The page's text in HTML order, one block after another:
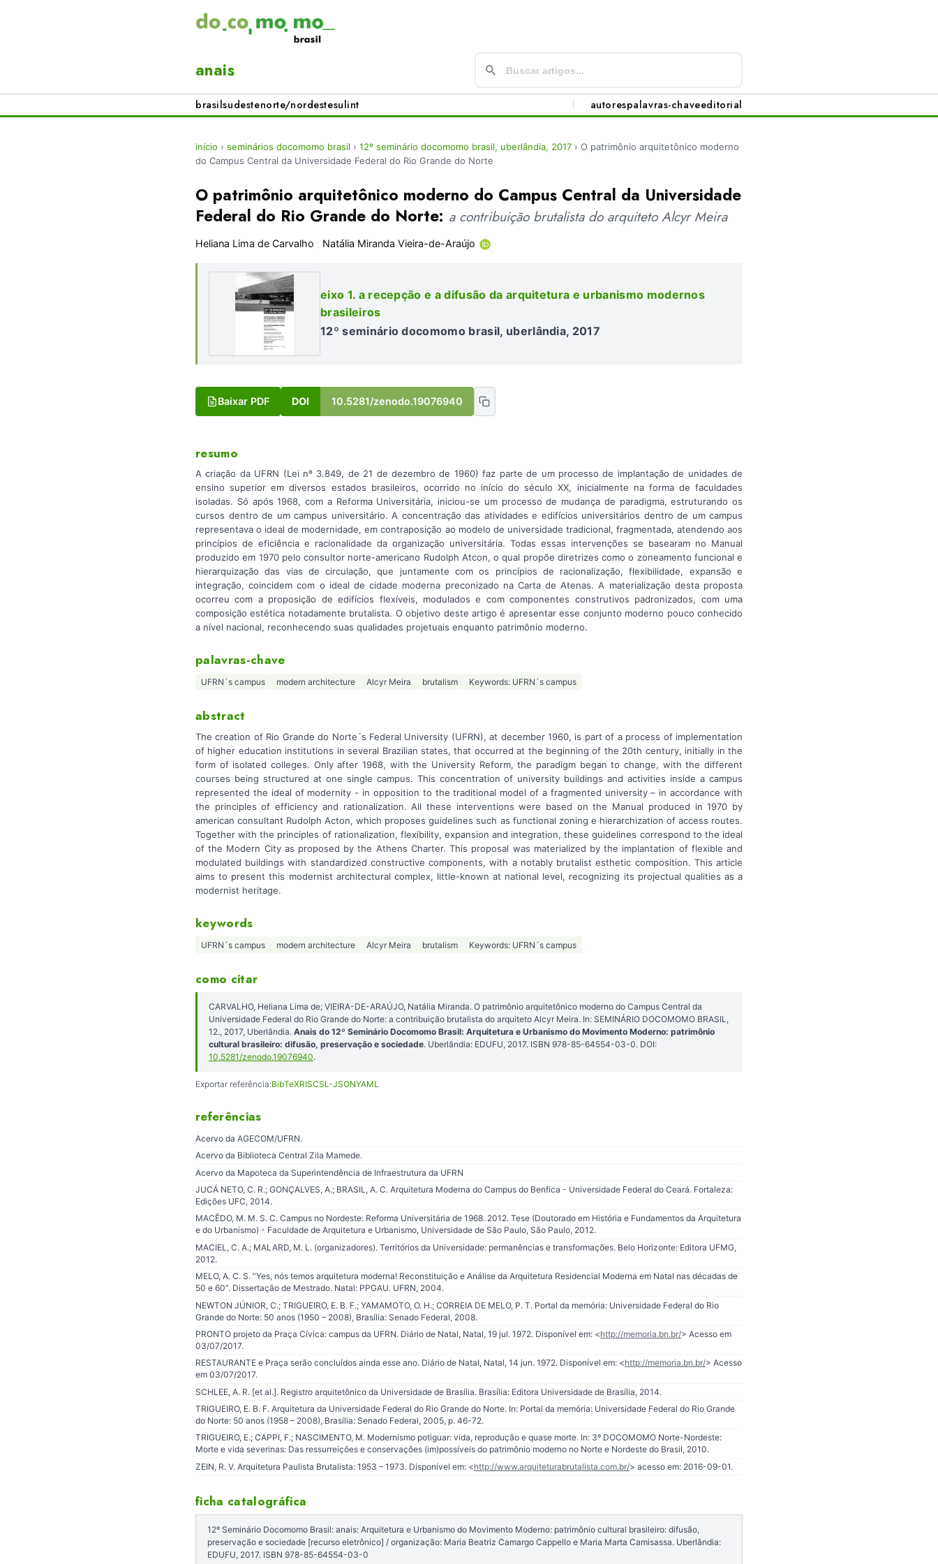
anais
brasilsudestenorte/nordestesulint autorespalavras-chaveeditorial
início › seminários docomomo brasil › 12º seminário docomomo brasil, uberlândia, 2017 › O patrimônio arquitetônico moderno
do Campus Central da Universidade Federal do Rio Grande do Norte
O patrimônio arquitetônico moderno do Campus Central da Universidade
Federal do Rio Grande do Norte: a contribuição brutalista do arquiteto Alcyr Meira
Heliana Lima de Carvalho ; Natália Miranda Vieira-de-Araújo
eixo 1. a recepção e a difusão da arquitetura e urbanismo modernos
brasileiros
12º seminário docomomo brasil, uberlândia, 2017
Baixar PDF DOI 10.5281/zenodo.19076940
resumo
A criação da UFRN (Lei nº 3.849, de 21 de dezembro de 1960) faz parte de um processo de implantação de unidades de
ensino superior em diversos estados brasileiros, ocorrido no início do século XX, inicialmente na forma de faculdades
isoladas. Só após 1968, com a Reforma Universitária, iniciou-se um processo de mudança de paradigma, estruturando os
cursos dentro de um campus universitário. A concentração das atividades e edifícios universitários dentro de um campus
representava o ideal de modernidade, em contraposição ao modelo de universidade tradicional, fragmentada, atendendo aos
princípios de eficiência e racionalidade da organização universitária. Todas essas intervenções se basearam no Manual
produzido em 1970 pelo consultor norte-americano Rudolph Atcon, o qual propõe diretrizes como o zoneamento funcional e
hierarquização das vias de circulação, que juntamente com os princípios de racionalização, flexibilidade, expansão e
integração, coincidem com o ideal de cidade moderna preconizado na Carta de Atenas. A materialização desta proposta
ocorreu com a proposição de edifícios flexíveis, modulados e com componentes construtivos padronizados, com uma
composição estética notadamente brutalista. O objetivo deste artigo é apresentar esse conjunto moderno pouco conhecido
a nível nacional, reconhecendo suas qualidades projetuais enquanto patrimônio moderno.
palavras-chave
UFRN´s campus modern architecture Alcyr Meira brutalism Keywords: UFRN´s campus
abstract
The creation of Rio Grande do Norte´s Federal University (UFRN), at december 1960, is part of a process of implementation
of higher education institutions in several Brazilian states, that occurred at the beginning of the 20th century, initially in the
form of isolated colleges. Only after 1968, with the University Reform, the paradigm began to change, with the different
courses being structured at one single campus. This concentration of university buildings and activities inside a campus
represented the ideal of modernity - in opposition to the traditional model of a fragmented university – in accordance with
the principles of efficiency and rationalization. All these interventions were based on the Manual produced in 1970 by
american consultant Rudolph Acton, which proposes guidelines such as functional zoning e hierarchization of access routes.
Together with the principles of rationalization, flexibility, expansion and integration, these guidelines correspond to the ideal
of the Modern City as proposed by the Athens Charter. This proposal was materialized by the implantation of flexible and
modulated buildings with standardized constructive components, with a notably brutalist esthetic composition. This article
aims to present this modernist architectural complex, little-known at national level, recognizing its projectual qualities as a
modernist heritage.
keywords
UFRN´s campus modern architecture Alcyr Meira brutalism Keywords: UFRN´s campus
como citar
CARVALHO, Heliana Lima de; VIEIRA-DE-ARAÚJO, Natália Miranda. O patrimônio arquitetônico moderno do Campus Central da
Universidade Federal do Rio Grande do Norte: a contribuição brutalista do arquiteto Alcyr Meira. In: SEMINÁRIO DOCOMOMO BRASIL,
12., 2017, Uberlândia. Anais do 12º Seminário Docomomo Brasil: Arquitetura e Urbanismo do Movimento Moderno: patrimônio
cultural brasileiro: difusão, preservação e sociedade. Uberlândia: EDUFU, 2017. ISBN 978-85-64554-03-0. DOI:
10.5281/zenodo.19076940.
Exportar referência:BibTeXRISCSL-JSONYAML
referências
Acervo da AGECOM/UFRN.
Acervo da Biblioteca Central Zila Mamede.
Acervo da Mapoteca da Superintendência de Infraestrutura da UFRN
JUCÁ NETO, C. R.; GONÇALVES, A.; BRASIL, A. C. Arquitetura Moderna do Campus do Benfica - Universidade Federal do Ceará. Fortaleza:
Edições UFC, 2014.
MACÊDO, M. M. S. C. Campus no Nordeste: Reforma Universitária de 1968. 2012. Tese (Doutorado em História e Fundamentos da Arquitetura
e do Urbanismo) - Faculdade de Arquitetura e Urbanismo, Universidade de São Paulo, São Paulo, 2012.
MACIEL, C. A.; MALARD, M. L. (organizadores). Territórios da Universidade: permanências e transformações. Belo Horizonte: Editora UFMG,
2012.
MELO, A. C. S. “Yes, nós temos arquitetura moderna! Reconstituição e Análise da Arquitetura Residencial Moderna em Natal nas décadas de
50 e 60”. Dissertação de Mestrado. Natal: PPGAU. UFRN, 2004.
NEWTON JÚNIOR, C.; TRIGUEIRO, E. B. F.; YAMAMOTO, O. H.; CORREIA DE MELO, P. T. Portal da memória: Universidade Federal do Rio
Grande do Norte: 50 anos (1950 – 2008), Brasília: Senado Federal, 2008.
PRONTO projeto da Praça Cívica: campus da UFRN. Diário de Natal, Natal, 19 jul. 1972. Disponível em: <http://memoria.bn.br/> Acesso em
03/07/2017.
RESTAURANTE e Praça serão concluídos ainda esse ano. Diário de Natal, Natal, 14 jun. 1972. Disponível em: <http://memoria.bn.br/> Acesso
em 03/07/2017.
SCHLEE, A. R. [et al.]. Registro arquitetônico da Universidade de Brasília. Brasília: Editora Universidade de Brasília, 2014.
TRIGUEIRO, E. B. F. Arquitetura da Universidade Federal do Rio Grande do Norte. In: Portal da memória: Universidade Federal do Rio Grande
do Norte: 50 anos (1958 – 2008), Brasília: Senado Federal, 2005, p. 46-72.
TRIGUEIRO, E.; CAPPI, F.; NASCIMENTO, M. Modernismo potiguar: vida, reprodução e quase morte. In: 3º DOCOMOMO Norte-Nordeste:
Morte e vida severinas: Das ressurreições e conservações (im)possíveis do patrimônio moderno no Norte e Nordeste do Brasil, 2010.
ZEIN, R. V. Arquitetura Paulista Brutalista: 1953 – 1973. Disponível em: <http://www.arquiteturabrutalista.com.br/> acesso em: 2016-09-01.
ficha catalográfica
12º Seminário Docomomo Brasil: anais: Arquitetura e Urbanismo do Movimento Moderno: patrimônio cultural brasileiro: difusão,
preservação e sociedade [recurso eletrônico] / organização: Maria Beatriz Camargo Cappello e Maria Marta Camisassa. Uberlândia:
EDUFU, 2017. ISBN 978-85-64554-03-0